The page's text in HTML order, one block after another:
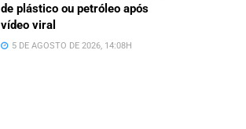
de plástico ou petróleo após
vídeo viral
5 DE AGOSTO DE 2026, 14:08H